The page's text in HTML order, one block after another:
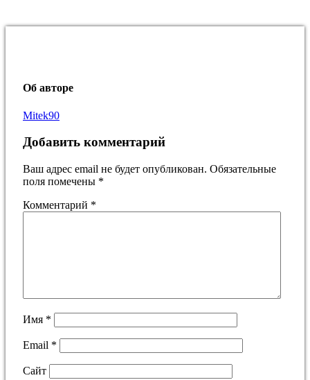
Об авторе
Mitek90
Добавить комментарий
Ваш адрес email не будет опубликован. Обязательные
поля помечены *
Комментарий *
Имя *
Email *
Сайт